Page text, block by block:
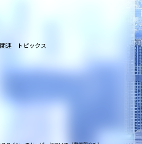
連 トピックス